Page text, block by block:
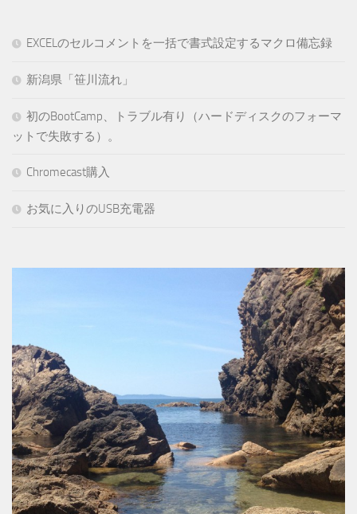
EXCELのセルコメントを一括で書式設定するマクロ備忘録
新潟県「笹川流れ」
初のBootCamp、トラブル有り（ハードディスクのフォーマ
ットで失敗する）。
Chromecast購入
お気に入りのUSB充電器